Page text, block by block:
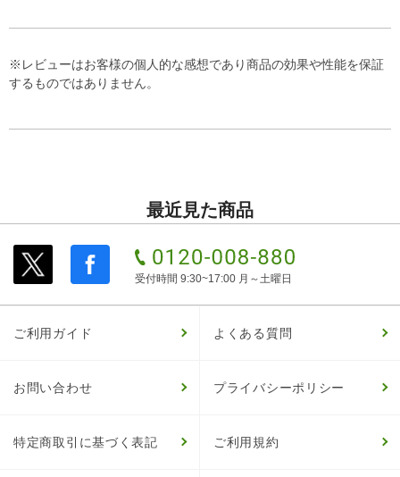
※レビューはお客様の個人的な感想であり商品の効果や性能を保証
するものではありません。
最近見た商品
受付時間 9:30~17:00 月～土曜日
ご利用ガイド よくある質問
お問い合わせ プライバシーポリシー
特定商取引に基づく表記 ご利用規約